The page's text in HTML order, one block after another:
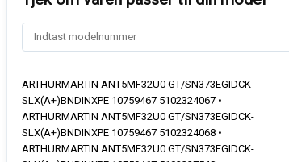
ARTHURMARTIN ANT5MF32U0 GT/SN373EGIDCK-
SLX(A+)BNDINXPE 10759467 5102324067 •
ARTHURMARTIN ANT5MF32U0 GT/SN373EGIDCK-
SLX(A+)BNDINXPE 10759467 5102324068 •
ARTHURMARTIN ANT5MF32U0 GT/SN373EGIDCK-